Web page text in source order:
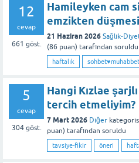
12
cevap
661 göst.
Hamileyken cam
emzikten
21 Haziran 2026 Sağlık-
(86 puan) tarafından soruldu
haftalık sohbet♥️muhabbet
5
cevap
304göst.
Hangi Kızlae
tercih etmeliyim?
7 Mart 2026 Diğer
puan) tarafından soruldu
tavsiye-fikir öneri